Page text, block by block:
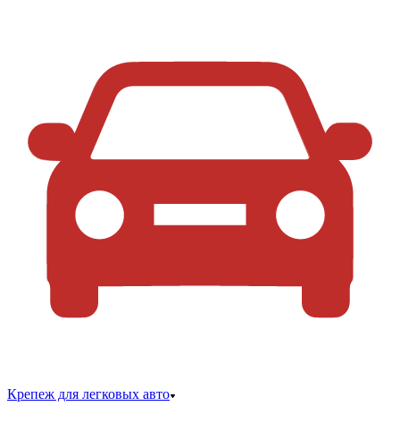
Крепеж для легковых авто